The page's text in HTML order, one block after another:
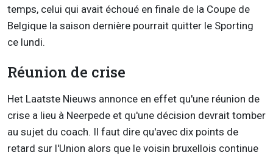
temps, celui qui avait échoué en finale de la Coupe de
Belgique la saison dernière pourrait quitter le Sporting
ce lundi.
Réunion de crise
Het Laatste Nieuws annonce en effet qu'une réunion de
crise a lieu à Neerpede et qu'une décision devrait tomber
au sujet du coach. Il faut dire qu'avec dix points de
retard sur l'Union alors que le voisin bruxellois continue